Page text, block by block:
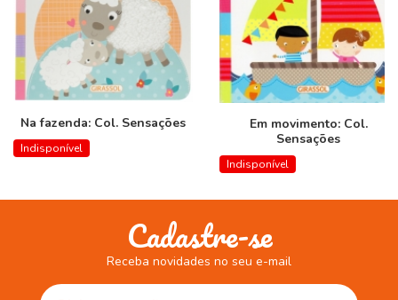
Na fazenda: Col. Sensações
Indisponível
Em movimento: Col.
Sensações
Indisponível
Cadastre-se
Receba novidades no seu e-mail